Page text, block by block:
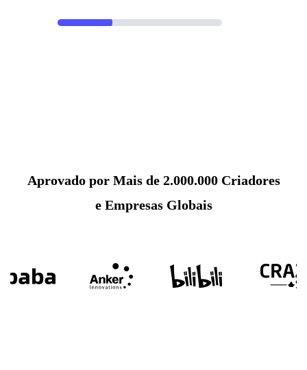
Aprovado por Mais de 2.000.000 Criadores
e Empresas Globais